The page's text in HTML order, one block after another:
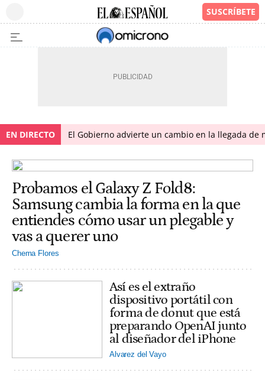
EN DIRECTO El Gobierno advierte un cambio en la llegada
Probamos el Galaxy Z Fold8:
Samsung cambia la forma en la que
entiendes cómo usar un plegable y
vas a querer uno
Chema Flores
Así es el extraño
dispositivo portátil con
forma de donut que está
preparando OpenAI junto
al diseñador del iPhone
Alvarez del Vayo